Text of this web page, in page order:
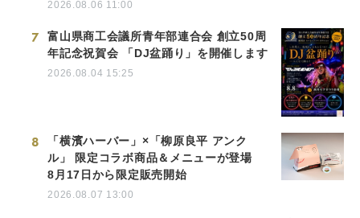
2026.08.06 11:00
7
富山県商工会議所青年部連合会 創立50周
年記念祝賀会 「DJ盆踊り」を開催します
2026.08.04 15:25
8
「横濱ハーバー」×「柳原良平 アンク
ル」 限定コラボ商品＆メニューが登場
8月17日から限定販売開始
2026.08.07 13:00